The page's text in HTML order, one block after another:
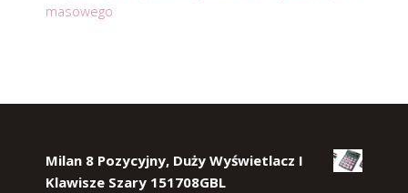
masowego
Milan 8 Pozycyjny, Duży Wyświetlacz I
Klawisze Szary 151708GBL